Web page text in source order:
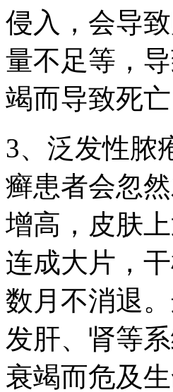
侵入，会导
量不足等，
竭而导致死
3、泛发性脓
癣患者会忽
增高，皮肤
连成大片，
数月不消退
发肝、肾等
衰竭而危及生